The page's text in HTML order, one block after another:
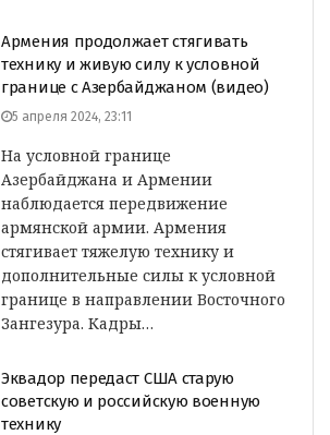
Армения продолжает стягивать
технику и живую силу к условной
границе с Азербайджаном (видео)
5 апреля 2024, 23:11
На условной границе
Азербайджана и Армении
наблюдается передвижение
армянской армии. Армения
стягивает тяжелую технику и
дополнительные силы к условной
границе в направлении Восточного
Зангезура. Кадры…
Эквадор передаст США старую
советскую и российскую военную
технику